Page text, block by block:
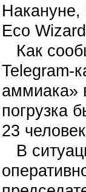
Накануне,
Eco
Как
Telegram-
аммиака»
погрузка
23
В